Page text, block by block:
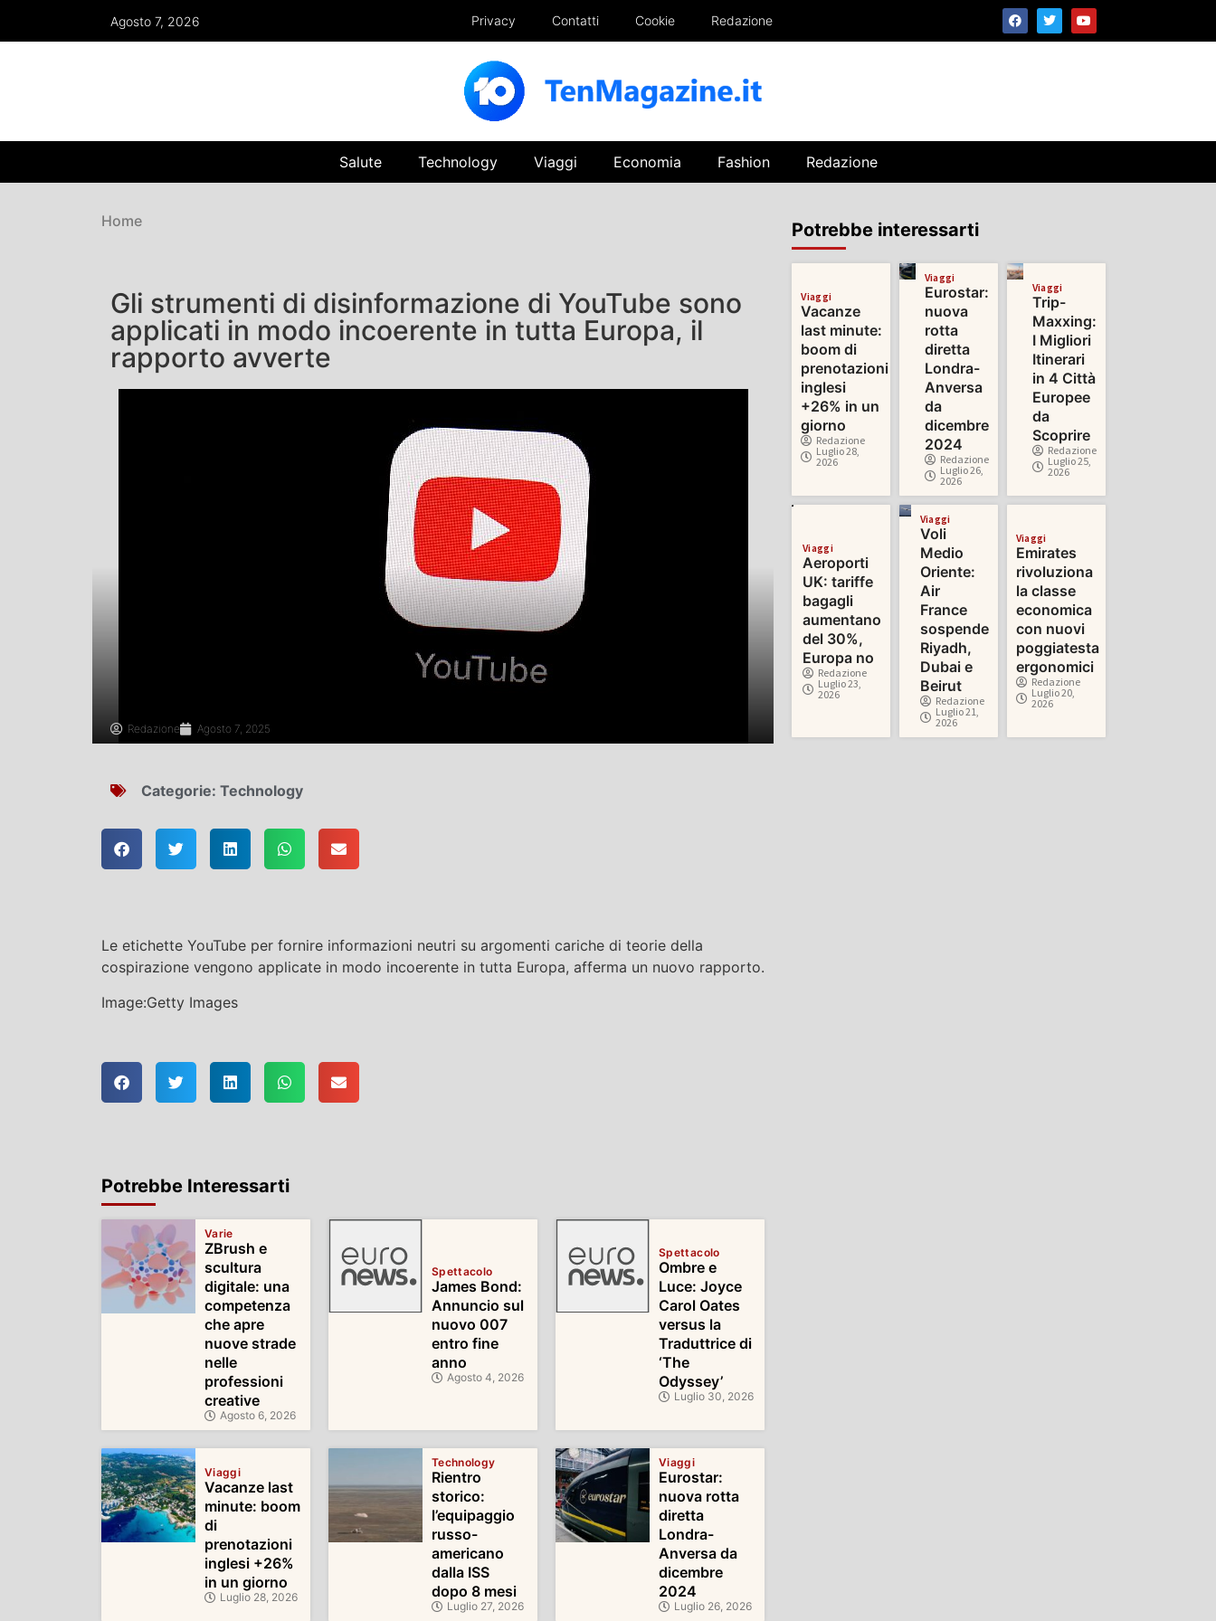
Agosto 7, 2026 Privacy Contatti Cookie Redazione
Salute Technology Viaggi Economia Fashion Redazione
Home
Gli strumenti di disinformazione di YouTube sono
applicati in modo incoerente in tutta Europa, il
rapporto avverte
Redazione Agosto 7, 2025
Categorie: Technology
Le etichette YouTube per fornire informazioni neutri su argomenti cariche di teorie della
cospirazione vengono applicate in modo incoerente in tutta Europa, afferma un nuovo rapporto.
Image:Getty Images
Potrebbe Interessarti
Varie
ZBrush e
scultura
digitale: una
competenza
che apre
nuove strade
nelle
professioni
creative
Agosto 6, 2026
Spettacolo
James Bond:
Annuncio sul
nuovo 007
entro fine
anno
Agosto 4, 2026
Spettacolo
Ombre e
Luce: Joyce
Carol Oates
versus la
Traduttrice di
‘The
Odyssey’
Luglio 30, 2026
Viaggi
Vacanze last
minute: boom
di
prenotazioni
inglesi +26%
in un giorno
Luglio 28, 2026
Technology
Rientro
storico:
l’equipaggio
russo-
americano
dalla ISS
dopo 8 mesi
Luglio 27, 2026
Viaggi
Eurostar:
nuova rotta
diretta
Londra-
Anversa da
dicembre
2024
Luglio 26, 2026
Potrebbe interessarti
Viaggi
Vacanze
last minute:
boom di
prenotazioni
inglesi
+26% in un
giorno
Redazione
Luglio 28,
2026
Viaggi
Eurostar:
nuova
rotta
diretta
Londra-
Anversa
da
dicembre
2024
Redazione
Luglio 26,
2026
Viaggi
Trip-
Maxxing:
I Migliori
Itinerari
in 4 Città
Europee
da
Scoprire
Redazione
Luglio 25,
2026
Viaggi
Aeroporti
UK: tariffe
bagagli
aumentano
del 30%,
Europa no
Redazione
Luglio 23,
2026
Viaggi
Voli
Medio
Oriente:
Air
France
sospende
Riyadh,
Dubai e
Beirut
Redazione
Luglio 21,
2026
Viaggi
Emirates
rivoluziona
la classe
economica
con nuovi
poggiatesta
ergonomici
Redazione
Luglio 20,
2026